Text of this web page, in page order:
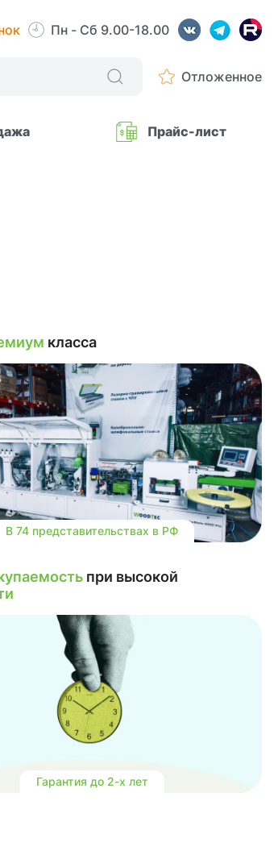
Пн - Сб 9.00-18.00
Отложенное
Прайс-лист
класса
В 74 представительствах в РФ
при высокой
Гарантия до 2-х лет